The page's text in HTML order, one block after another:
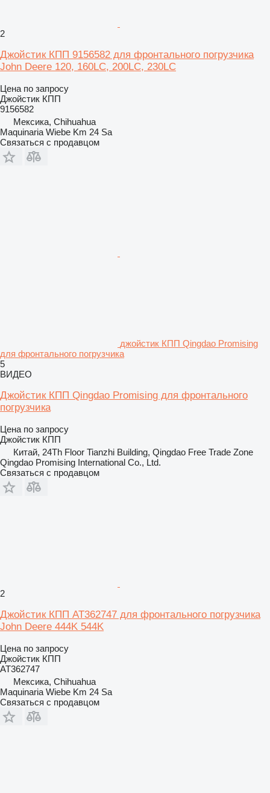
2
Джойстик КПП 9156582 для фронтального погрузчика
John Deere 120, 160LC, 200LC, 230LC
Цена по запросу
Джойстик КПП
9156582
Мексика, Chihuahua
Maquinaria Wiebe Km 24 Sa
Связаться с продавцом
джойстик КПП Qingdao Promising
для фронтального погрузчика
5
ВИДЕО
Джойстик КПП Qingdao Promising для фронтального
погрузчика
Цена по запросу
Джойстик КПП
Китай, 24Th Floor Tianzhi Building, Qingdao Free Trade Zone
Qingdao Promising International Co., Ltd.
Связаться с продавцом
2
Джойстик КПП AT362747 для фронтального погрузчика
John Deere 444K 544K
Цена по запросу
Джойстик КПП
AT362747
Мексика, Chihuahua
Maquinaria Wiebe Km 24 Sa
Связаться с продавцом